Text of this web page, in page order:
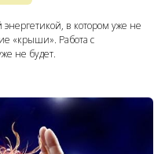
в котором уже не
«крыши». Работа с
не будет.